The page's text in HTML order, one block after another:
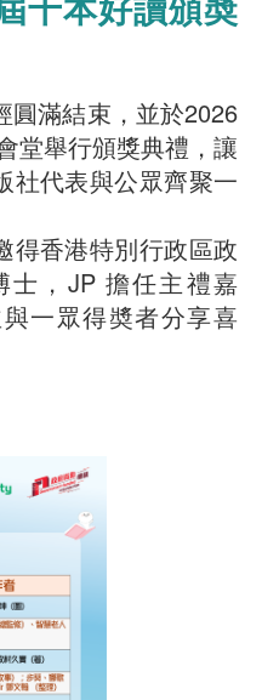
十本好讀頒奬
圓滿結束，並於2026
堂舉行頒獎典禮，讓
社代表與公眾齊聚一
得香港特別行政區政
士，JP 擔任主禮嘉
一眾得奬者分享喜